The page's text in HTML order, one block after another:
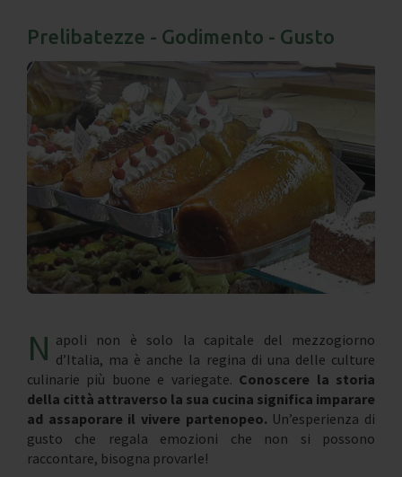
Prelibatezze - Godimento - Gusto
N apoli non è solo la capitale del mezzogiorno
d’Italia, ma è anche la regina di una delle culture
culinarie più buone e variegate. Conoscere la storia
della città attraverso la sua cucina significa imparare
ad assaporare il vivere partenopeo. Un’esperienza di
gusto che regala emozioni che non si possono
raccontare, bisogna provarle!